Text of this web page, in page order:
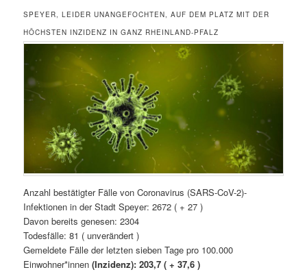
SPEYER, LEIDER UNANGEFOCHTEN, AUF DEM PLATZ MIT DER
HÖCHSTEN INZIDENZ IN GANZ RHEINLAND-PFALZ
Anzahl bestätigter Fälle von Coronavirus (SARS-CoV-2)-
Infektionen in der Stadt Speyer: 2672 ( + 27 )
Davon bereits genesen: 2304
Todesfälle: 81 ( unverändert )
Gemeldete Fälle der letzten sieben Tage pro 100.000
Einwohner*innen(Inzidenz): 203,7 ( + 37,6 )